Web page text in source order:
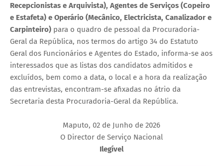
Recepcionistas e Arquivista), Agentes de Serviços (Copeiro
e Estafeta) e Operário (Mecânico, Electricista, Canalizador e
Carpinteiro) para o quadro de pessoal da Procuradoria-
Geral da República, nos termos do artigo 34 do Estatuto
Geral dos Funcionários e Agentes do Estado, informa-se aos
interessados que as listas dos candidatos admitidos e
excluídos, bem como a data, o local e a hora da realização
das entrevistas, encontram-se afixadas no átrio da
Secretaria desta Procuradoria-Geral da República.
Maputo, 02 de Junho de 2026
O Director de Serviço Nacional
Ilegível